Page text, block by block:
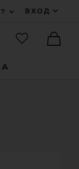
ВХОД
Поиск: Site